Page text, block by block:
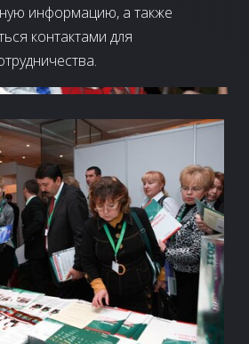
информацию, а также
контактами для